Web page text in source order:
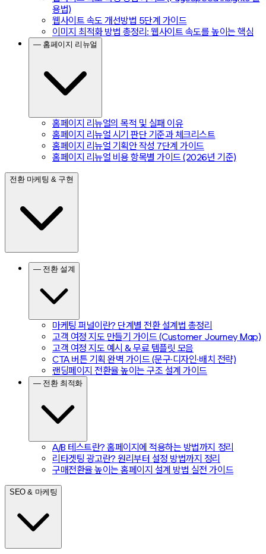
용법)
웹사이트 속도 개선방법 5단계 가이드
이미지 최적화 방법 총정리: 웹사이트 속도를 높이는 핵심
— 홈페이지 리뉴얼
홈페이지 리뉴얼의 목적 및 실패 이유
홈페이지 리뉴얼 시기 판단 기준과 체크리스트
홈페이지 리뉴얼 기획안 작성 7단계 가이드
홈페이지 리뉴얼 비용 항목별 가이드 (2026년 기준)
전환 마케팅 & 구현
— 전환 설계
마케팅 퍼널이란? 단계별 전환 설계법 총정리
고객 여정 지도 만들기 가이드 (Customer Journey Map)
고객 여정 지도 예시 & 무료 템플릿 모음
CTA 버튼 기획 완벽 가이드 (문구·디자인·배치 전략)
랜딩페이지 전환율 높이는 구조 설계 가이드
— 전환 최적화
A/B 테스트란? 홈페이지에 적용하는 방법까지 정리
리타겟팅 광고란? 원리부터 설정 방법까지 정리
구매전환율 높이는 홈페이지 설계 방법 실전 가이드
SEO & 마케팅